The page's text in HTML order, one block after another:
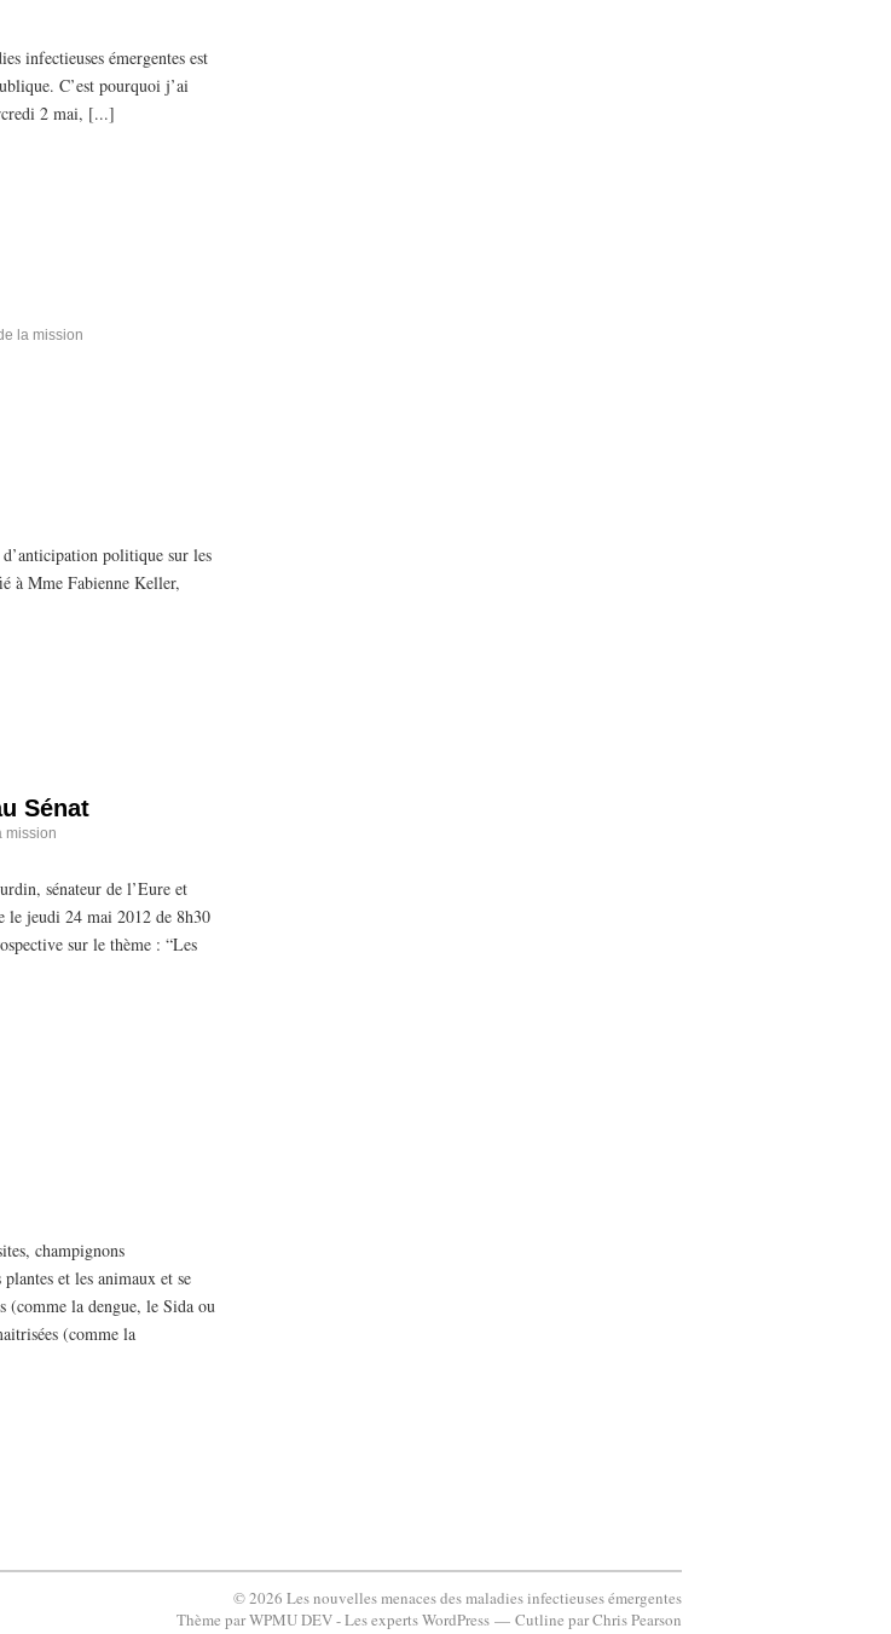
infectieuses émergentes est
C’est pourquoi j’ai
2 mai, [...]
la mission
politique sur les
à Mme Fabienne Keller,
Sénat
mission
sénateur de l’Eure et
le jeudi 24 mai 2012 de 8h30
sur le thème : “Les
champignons
et les animaux et se
(comme la dengue, le Sida ou
(comme la
© 2026 Les nouvelles menaces des maladies infectieuses émergentes
Thème parWPMU DEV - Les experts WordPress —Cutline parChris Pearson